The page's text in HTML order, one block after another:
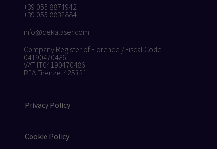
+39 055 8874942
+39 055 8832884
info@dekalaser.com
Company Register of Florence / Fiscal Code
04190470486
VAT IT04190470486
REA Firenze: 425321
Privacy Policy
Cookie Policy